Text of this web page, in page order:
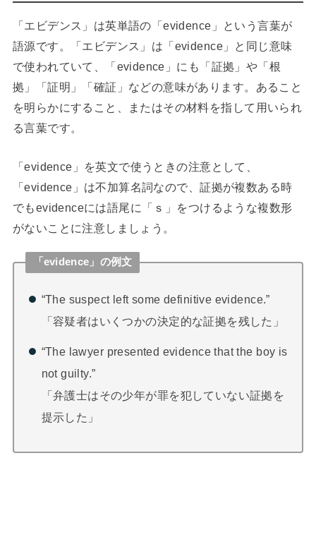
「エビデンス」は英単語の「evidence」という言葉が
語源です。「エビデンス」は「evidence」と同じ意味
で使われていて、「evidence」にも「証拠」や「根
拠」「証明」「確証」などの意味があります。あること
を明らかにすること、またはその材料を指して用いられ
る言葉です。
「evidence」を英文で使うときの注意として、
「evidence」は不加算名詞なので、証拠が複数ある時
でもevidenceには語尾に「ｓ」をつけるような複数形
がないことに注意しましょう。
「evidence」の例文
“The suspect left some definitive evidence.”
「容疑者はいくつかの決定的な証拠を残した」
“The lawyer presented evidence that the boy is
not guilty.”
「弁護士はその少年が罪を犯していない証拠を
提示した」